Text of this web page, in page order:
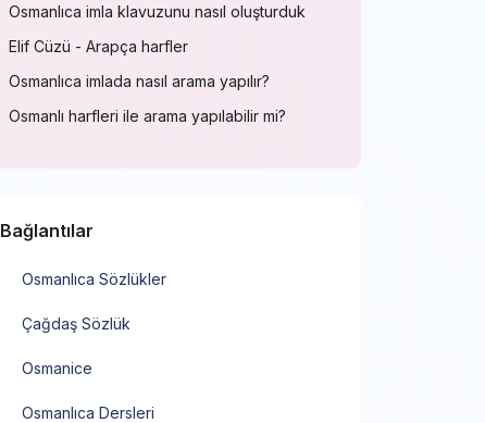
Osmanlıca imla klavuzunu nasıl oluşturduk
Elif Cüzü - Arapça harfler
Osmanlıca imlada nasıl arama yapılır?
Osmanlı harfleri ile arama yapılabilir mi?
Bağlantılar
Osmanlıca Sözlükler
Çağdaş Sözlük
Osmanice
Osmanlıca Dersleri